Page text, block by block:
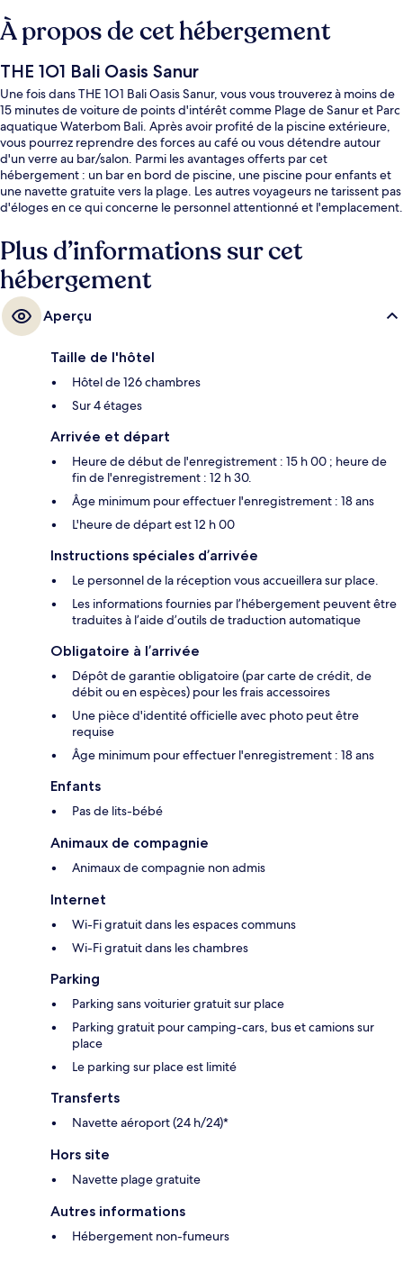
À propos de cet hébergement
THE 1O1 Bali Oasis Sanur
Une fois dans THE 1O1 Bali Oasis Sanur, vous vous trouverez à moins de
15 minutes de voiture de points d'intérêt comme Plage de Sanur et Parc
aquatique Waterbom Bali. Après avoir profité de la piscine extérieure,
vous pourrez reprendre des forces au café ou vous détendre autour
d'un verre au bar/salon. Parmi les avantages offerts par cet
hébergement : un bar en bord de piscine, une piscine pour enfants et
une navette gratuite vers la plage. Les autres voyageurs ne tarissent pas
d'éloges en ce qui concerne le personnel attentionné et l'emplacement.
Plus d’informations sur cet
hébergement
Aperçu
Taille de l'hôtel
Hôtel de 126 chambres
Sur 4 étages
Arrivée et départ
Heure de début de l'enregistrement : 15 h 00 ; heure de
fin de l'enregistrement : 12 h 30.
Âge minimum pour effectuer l'enregistrement : 18 ans
L'heure de départ est 12 h 00
Instructions spéciales d’arrivée
Le personnel de la réception vous accueillera sur place.
Les informations fournies par l’hébergement peuvent être
traduites à l’aide d’outils de traduction automatique
Obligatoire à l’arrivée
Dépôt de garantie obligatoire (par carte de crédit, de
débit ou en espèces) pour les frais accessoires
Une pièce d'identité officielle avec photo peut être
requise
Âge minimum pour effectuer l'enregistrement : 18 ans
Enfants
Pas de lits-bébé
Animaux de compagnie
Animaux de compagnie non admis
Internet
Wi-Fi gratuit dans les espaces communs
Wi-Fi gratuit dans les chambres
Parking
Parking sans voiturier gratuit sur place
Parking gratuit pour camping-cars, bus et camions sur
place
Le parking sur place est limité
Transferts
Navette aéroport (24 h/24)*
Hors site
Navette plage gratuite
Autres informations
Hébergement non-fumeurs